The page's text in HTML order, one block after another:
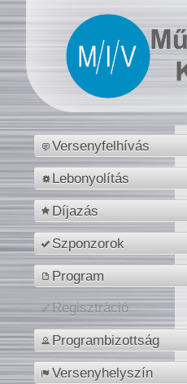
Versenyfelhívás
Lebonyolítás
Díjazás
Szponzorok
Program
Regisztráció
Programbizottság
Versenyhelyszín